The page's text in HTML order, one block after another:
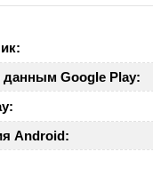
данным Google Play:
Android: